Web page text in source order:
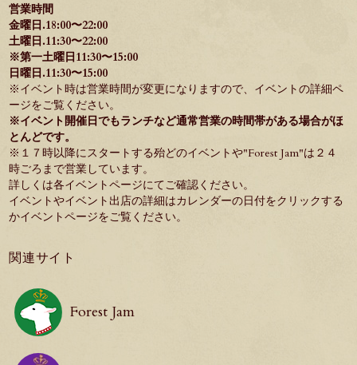
営業時間
金曜日.18:00〜22:00
土曜日.11:30〜22:00
※第一土曜日11:30〜15:00
日曜日.11:30〜15:00
※イベント時は営業時間が変更になりますので、イベントの詳細ペ
ージをご覧ください。
※イベント開催日でもランチなど通常営業の時間帯がある場合がほ
とんどです。
※１７時以降にスタートする殆どのイベントや"Forest Jam"は２４
時ごろまで営業しています。
詳しくは各イベントページにてご確認ください。
イベントやイベント出店の詳細はカレンダーの日付をクリックする
かイベントページをご覧ください。
関連サイト
Forest Jam